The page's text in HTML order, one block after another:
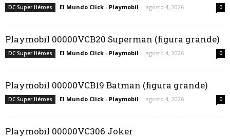
DC Super Héroes El Mundo Click - Playmobil - agosto 4, 2026 0
Playmobil 00000VCB20 Superman (figura grande)
DC Super Héroes El Mundo Click - Playmobil - agosto 4, 2026 0
Playmobil 00000VCB19 Batman (figura grande)
DC Super Héroes El Mundo Click - Playmobil - agosto 4, 2026 0
Playmobil 00000VC306 Joker